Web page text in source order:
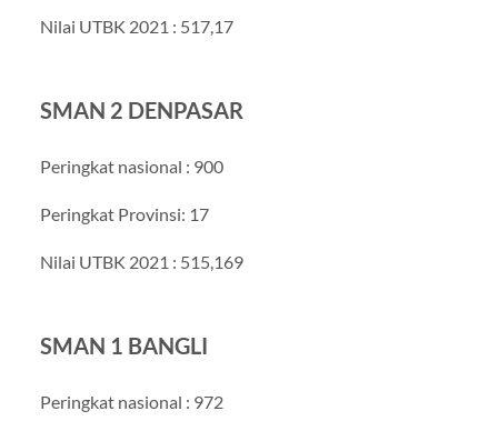
Nilai UTBK 2021 : 517,17
SMAN 2 DENPASAR
Peringkat nasional : 900
Peringkat Provinsi: 17
Nilai UTBK 2021 : 515,169
SMAN 1 BANGLI
Peringkat nasional : 972